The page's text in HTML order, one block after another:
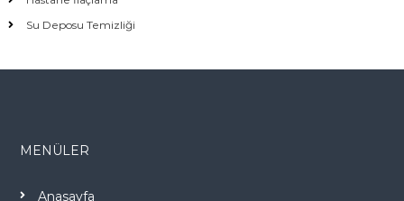
Su Deposu Temizliği
MENÜLER
Anasayfa